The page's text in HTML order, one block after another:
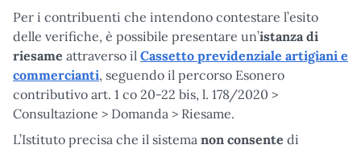
Per i contribuenti che intendono contestare l’esito
delle verifiche, è possibile presentare un’istanza di
riesame attraverso il Cassetto previdenziale artigiani e
commercianti, seguendo il percorso Esonero
contributivo art. 1 co 20-22 bis, l. 178/2020 >
Consultazione > Domanda > Riesame.
L’Istituto precisa che il sistema non consente di